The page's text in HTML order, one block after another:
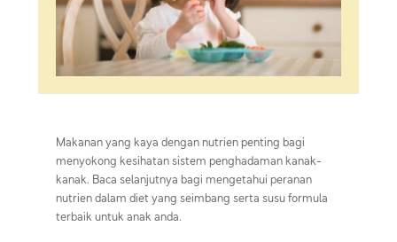
Makanan yang kaya dengan nutrien penting bagi
menyokong kesihatan sistem penghadaman kanak-
kanak. Baca selanjutnya bagi mengetahui peranan
nutrien dalam diet yang seimbang serta susu formula
terbaik untuk anak anda.